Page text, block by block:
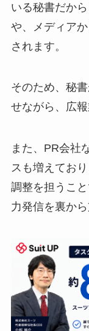
いる秘書だか
や、メディア
されます。
そのため、秘
せながら、広報
また、PR会社
スも増えてお
調整を担うこ
力発信を裏から